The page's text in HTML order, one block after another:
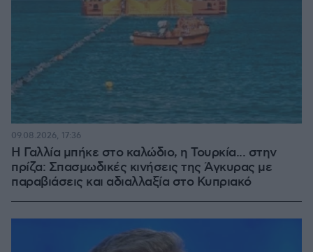
Η Γαλλία μπήκε στο καλώδιο, η Τουρκία... στην
πρίζα: Σπασμωδικές κινήσεις της Άγκυρας με
παραβιάσεις και αδιαλλαξία στο Κυπριακό
09.08.2026, 17:36